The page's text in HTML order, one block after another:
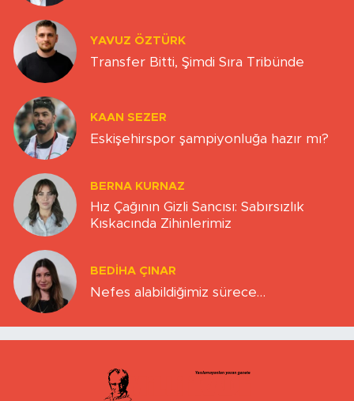
YAVUZ ÖZTÜRK
Transfer Bitti, Şimdi Sıra Tribünde
KAAN SEZER
Eskişehirspor şampiyonluğa hazır mı?
BERNA KURNAZ
Hız Çağının Gizli Sancısı: Sabırsızlık
Kıskacında Zihinlerimiz
BEDIHA ÇINAR
Nefes alabildiğimiz sürece…